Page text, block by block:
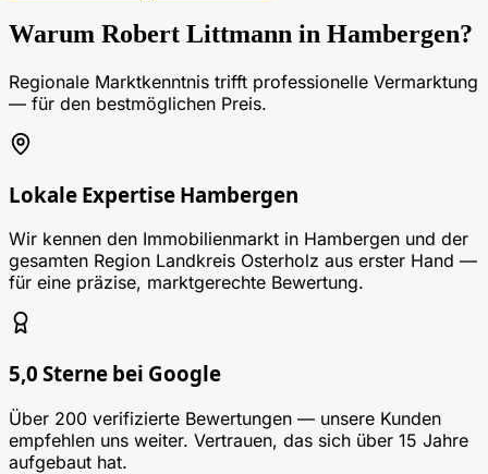
Warum Robert Littmann in Hambergen?
Regionale Marktkenntnis trifft professionelle Vermarktung
— für den bestmöglichen Preis.
Lokale Expertise Hambergen
Wir kennen den Immobilienmarkt in Hambergen und der
gesamten Region Landkreis Osterholz aus erster Hand —
für eine präzise, marktgerechte Bewertung.
5,0 Sterne bei Google
Über 200 verifizierte Bewertungen — unsere Kunden
empfehlen uns weiter. Vertrauen, das sich über 15 Jahre
aufgebaut hat.